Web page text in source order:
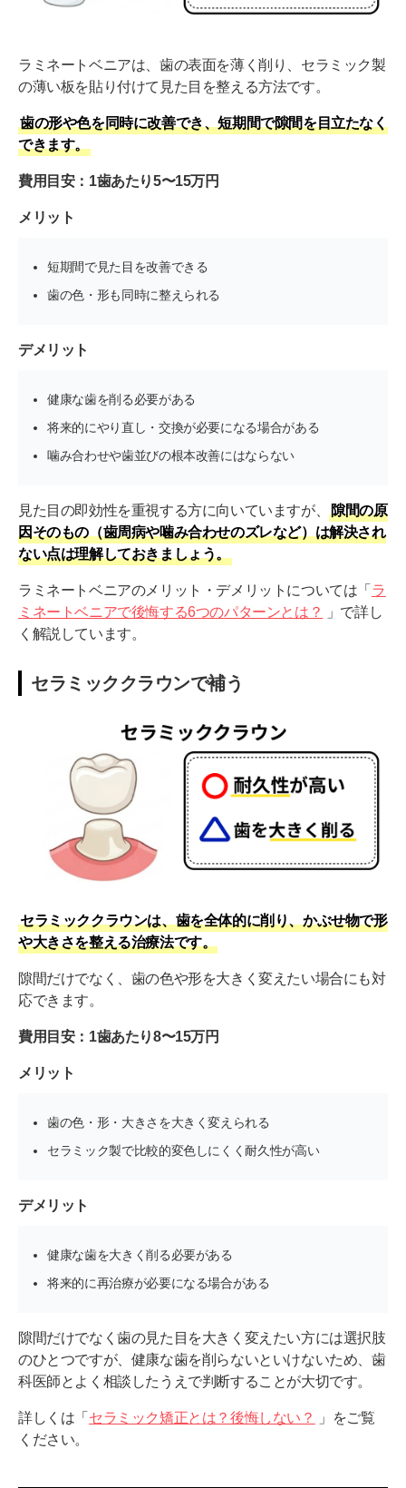
ラミネートベニアは、歯の表面を薄く削り、セラミック製
の薄い板を貼り付けて見た目を整える方法です。
歯の形や色を同時に改善でき、短期間で隙間を目立たなく
できます。
費用目安：1歯あたり5〜15万円
メリット
短期間で見た目を改善できる
歯の色・形も同時に整えられる
デメリット
健康な歯を削る必要がある
将来的にやり直し・交換が必要になる場合がある
噛み合わせや歯並びの根本改善にはならない
見た目の即効性を重視する方に向いていますが、
隙間の原
因そのもの（歯周病や噛み合わせのズレなど）は解決され
ない点は理解しておきましょう。
ラミネートベニアのメリット・デメリットについては「 ラ
ミネートベニアで後悔する6つのパターンとは？
」で詳し
く解説しています。
セラミッククラウンで補う
セラミッククラウンは、歯を全体的に削り、かぶせ物で形
や大きさを整える治療法です。
隙間だけでなく、歯の色や形を大きく変えたい場合にも対
応できます。
費用目安：1歯あたり8〜15万円
メリット
歯の色・形・大きさを大きく変えられる
セラミック製で比較的変色しにくく耐久性が高い
デメリット
健康な歯を大きく削る必要がある
将来的に再治療が必要になる場合がある
隙間だけでなく歯の見た目を大きく変えたい方には選択肢
のひとつですが、健康な歯を削らないといけないため、歯
科医師とよく相談したうえで判断することが大切です。
詳しくは「 セラミック矯正とは？後悔しない？
」をご覧
ください。